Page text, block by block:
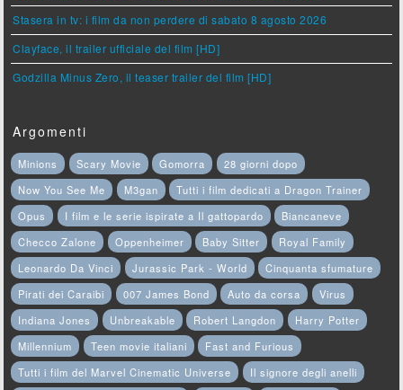
Stasera in tv: i film da non perdere di sabato 8 agosto 2026
Clayface, il trailer ufficiale del film [HD]
Godzilla Minus Zero, il teaser trailer del film [HD]
Argomenti
Minions Scary Movie Gomorra
28 giorni dopo
Now You See Me
M3gan
Tutti i film dedicati a Dragon Trainer
Opus
I film e le serie ispirate a Il gattopardo
Biancaneve
Checco Zalone
Oppenheimer Baby Sitter
Royal Family
Leonardo Da Vinci
Jurassic Park - World
Cinquanta sfumature
Pirati dei Caraibi
007 James Bond Auto da corsa
Virus
Indiana Jones
Unbreakable Robert Langdon
Harry Potter
Millennium
Teen movie italiani
Fast and Furious
Tutti i film del Marvel Cinematic Universe
Il signore degli anelli